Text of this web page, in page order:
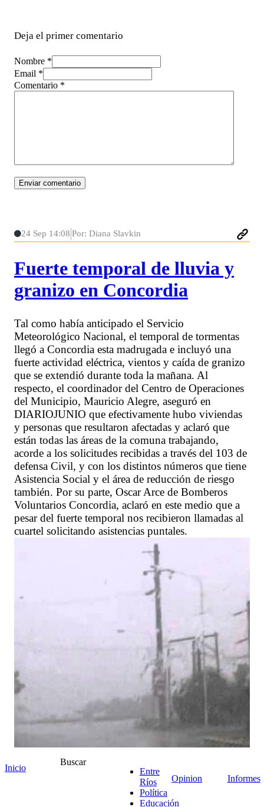
Deja el primer comentario
Nombre *
Email *
Comentario *
24 Sep 14:08 Por: Diana Slavkin
Fuerte temporal de lluvia y
granizo en Concordia
Tal como había anticipado el Servicio
Meteorológico Nacional, el temporal de tormentas
llegó a Concordia esta madrugada e incluyó una
fuerte actividad eléctrica, vientos y caída de granizo
que se extendió durante toda la mañana. Al
respecto, el coordinador del Centro de Operaciones
del Municipio, Mauricio Alegre, aseguró en
DIARIOJUNIO que efectivamente hubo viviendas
y personas que resultaron afectadas y aclaró que
están todas las áreas de la comuna trabajando,
acorde a los solicitudes recibidas a través del 103 de
defensa Civil, y con los distintos números que tiene
Asistencia Social y el área de reducción de riesgo
también. Por su parte, Oscar Arce de Bomberos
Voluntarios Concordia, aclaró en este medio que a
pesar del fuerte temporal nos recibieron llamadas al
cuartel solicitando asistencias puntales.
Inicio
Buscar
Entre
Ríos
Política
Educación
Opinion Informes